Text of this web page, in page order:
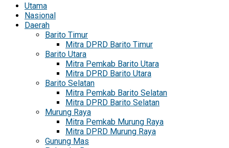
Utama
Nasional
Daerah
Barito Timur
Mitra DPRD Barito Timur
Barito Utara
Mitra Pemkab Barito Utara
Mitra DPRD Barito Utara
Barito Selatan
Mitra Pemkab Barito Selatan
Mitra DPRD Barito Selatan
Murung Raya
Mitra Pemkab Murung Raya
Mitra DPRD Murung Raya
Gunung Mas